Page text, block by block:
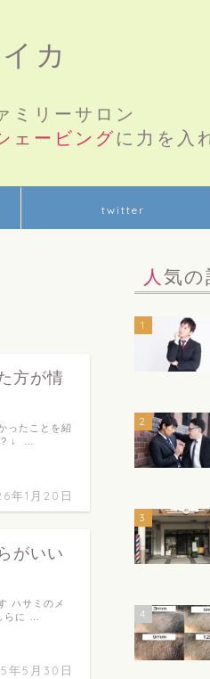
カ
ミリーサロン
ェービングに力を入
twitter
方が情
年1月20日
ったことを紹
? ↓ …
がいい
年5月30日
ハサミのメ
らに …
人気
1
2
3
4